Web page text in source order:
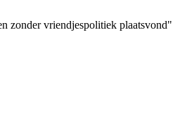
zonder vriendjespolitiek plaatsvond"